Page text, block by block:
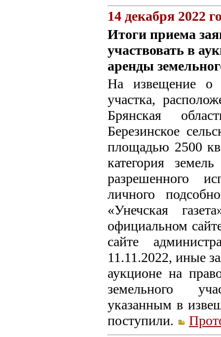
14 декабря 2022
Итоги приема
участвовать в
аренды
На извещение о
участка,
Брянская
Березинское
площадью 2500
категория
разрешенного
личного
«Унечская
официальном
сайте
11.11.2022, иные
аукционе на
земельного
указанным в
поступили.